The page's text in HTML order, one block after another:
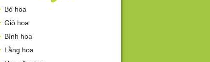
Bó hoa
Giỏ hoa
Bình hoa
Lẵng hoa